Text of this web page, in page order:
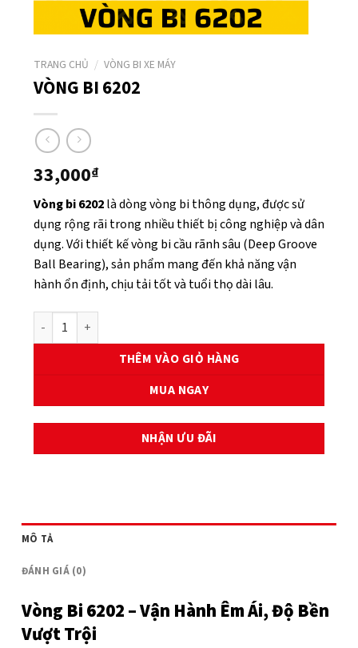
TRANG CHỦ / VÒNG BI XE MÁY
VÒNG BI 6202
33,000₫
Vòng bi 6202là dòng vòng bi thông dụng, được sử
dụng rộng rãi trong nhiều thiết bị công nghiệp và dân
dụng. Với thiết kế vòng bi cầu rãnh sâu (Deep Groove
Ball Bearing), sản phẩm mang đến khả năng vận
hành ổn định, chịu tải tốt và tuổi thọ dài lâu.
VÒNG BI 6202 số lượng
THÊM VÀO GIỎ HÀNG
MUA NGAY
NHẬN ƯU ĐÃI
MÔ TẢ
ĐÁNH GIÁ (0)
Vòng Bi 6202 – Vận Hành Êm Ái, Độ Bền
Vượt Trội